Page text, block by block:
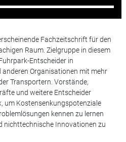
Fachzeitschrift für den
Raum. Zielgruppe in diesem
Entscheider in
anderen Organisationen mit mehr
Transportern. Vorstände,
und weitere Entscheider
um Kostensenkungspotenziale
kennen zu lernen
nichttechnische Innovationen zu